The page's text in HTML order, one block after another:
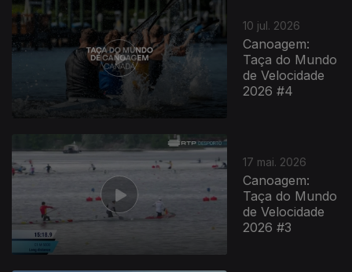
10 jul. 2026
Canoagem:
Taça do Mundo
de Velocidade
2026 #4
17 mai. 2026
Canoagem:
Taça do Mundo
de Velocidade
2026 #3